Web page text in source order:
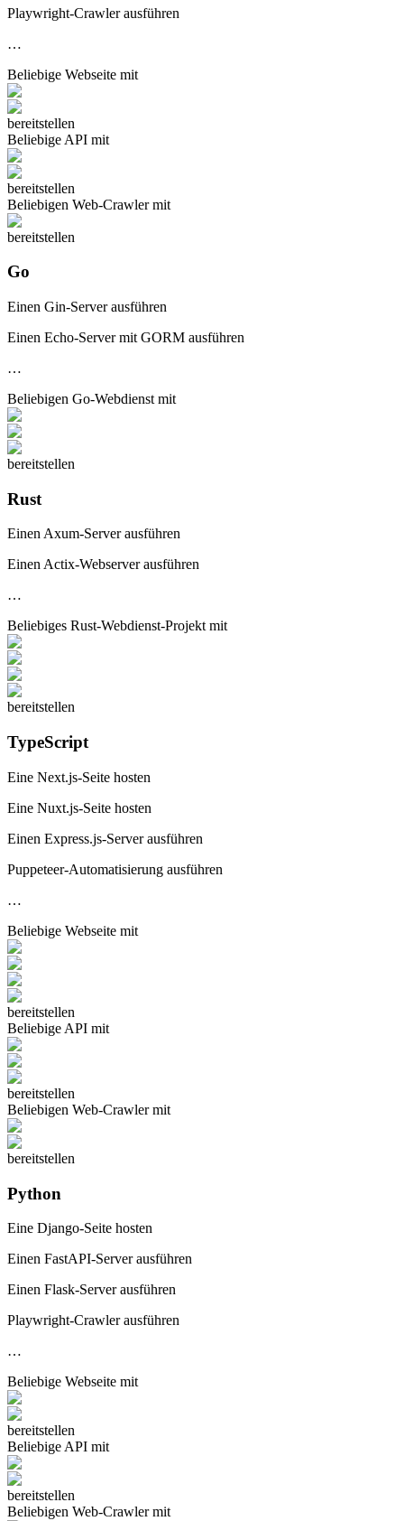
Playwright-Crawler ausführen
…
Beliebige Webseite mit
bereitstellen
Beliebige API mit
bereitstellen
Beliebigen Web-Crawlermit
bereitstellen
Go
Einen Gin-Server ausführen
Einen Echo-Server mit GORM ausführen
…
Beliebigen Go-Webdienst mit
bereitstellen
Rust
Einen Axum-Server ausführen
Einen Actix-Webserver ausführen
…
Beliebiges Rust-Webdienst-Projekt mit
bereitstellen
TypeScript
Eine Next.js-Seite hosten
Eine Nuxt.js-Seite hosten
Einen Express.js-Server ausführen
Puppeteer-Automatisierung ausführen
…
Beliebige Webseite mit
bereitstellen
Beliebige API mit
bereitstellen
Beliebigen Web-Crawlermit
bereitstellen
Python
Eine Django-Seite hosten
Einen FastAPI-Server ausführen
Einen Flask-Server ausführen
Playwright-Crawler ausführen
…
Beliebige Webseite mit
bereitstellen
Beliebige API mit
bereitstellen
Beliebigen Web-Crawlermit